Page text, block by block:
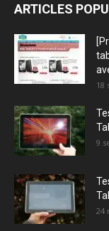
ARTICLES
18
9
24